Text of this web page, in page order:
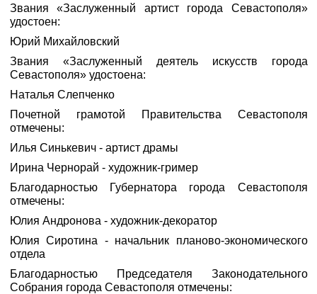
Звания «Заслуженный артист города Севастополя»
удостоен:
Юрий Михайловский
Звания «Заслуженный деятель искусств города
Севастополя» удостоена:
Наталья Слепченко
Почетной грамотой Правительства Севастополя
отмечены:
Илья Синькевич - артист драмы
Ирина Чернорай - художник-гример
Благодарностью Губернатора города Севастополя
отмечены:
Юлия Андронова - художник-декоратор
Юлия Сиротина - начальник планово-экономического
отдела
Благодарностью Председателя Законодательного
Собрания города Севастополя отмечены: